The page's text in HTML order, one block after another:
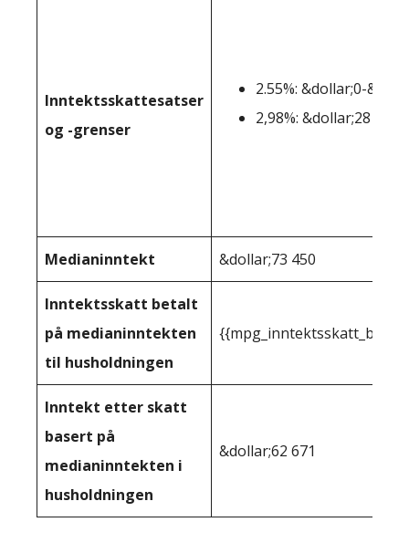
Inntektsskattesatser
og -grenser
2.55%: &dollar;0-
2,98%: &dollar;28 654+
Medianinntekt &dollar;73 450
Inntektsskatt betalt
på medianinntekten
til husholdningen
Inntekt etter skatt
basert på
medianinntekten i
husholdningen
&dollar;62 671